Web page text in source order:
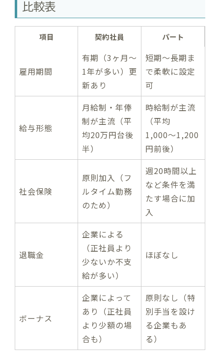
比較表
項目 契約社員 パート
雇用期間
有期（3ヶ月〜
1年が多い）更
新あり
短期〜長期ま
で柔軟に設定
可
給与形態
月給制・年俸
制が主流（平
均20万円台後
半）
時給制が主流
（平均
1,000〜1,200
円前後）
社会保険
原則加入（フ
ルタイム勤務
のため）
週20時間以上
など条件を満
たす場合に加
入
退職金
企業による
（正社員より
少ないか不支
給が多い）
ほぼなし
ボーナス
企業によって
あり（正社員
より少額の場
合も）
原則なし（特
別手当を設け
る企業もあ
る）